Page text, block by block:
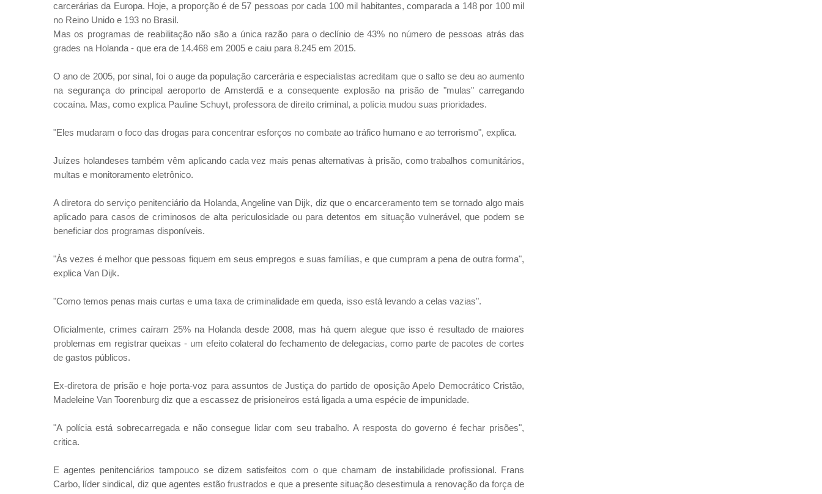
carcerárias da Europa. Hoje, a proporção é de 57 pessoas por cada 100 mil habitantes, comparada a 148 por 100 mil
no Reino Unido e 193 no Brasil.
Mas os programas de reabilitação não são a única razão para o declínio de 43% no número de pessoas atrás das
grades na Holanda - que era de 14.468 em 2005 e caiu para 8.245 em 2015.
O ano de 2005, por sinal, foi o auge da população carcerária e especialistas acreditam que o salto se deu ao aumento
na segurança do principal aeroporto de Amsterdã e a consequente explosão na prisão de "mulas" carregando
cocaína. Mas, como explica Pauline Schuyt, professora de direito criminal, a polícia mudou suas prioridades.
"Eles mudaram o foco das drogas para concentrar esforços no combate ao tráfico humano e ao terrorismo", explica.
Juízes holandeses também vêm aplicando cada vez mais penas alternativas à prisão, como trabalhos comunitários,
multas e monitoramento eletrônico.
A diretora do serviço penitenciário da Holanda, Angeline van Dijk, diz que o encarceramento tem se tornado algo mais
aplicado para casos de criminosos de alta periculosidade ou para detentos em situação vulnerável, que podem se
beneficiar dos programas disponíveis.
"Às vezes é melhor que pessoas fiquem em seus empregos e suas famílias, e que cumpram a pena de outra forma",
explica Van Dijk.
"Como temos penas mais curtas e uma taxa de criminalidade em queda, isso está levando a celas vazias".
Oficialmente, crimes caíram 25% na Holanda desde 2008, mas há quem alegue que isso é resultado de maiores
problemas em registrar queixas - um efeito colateral do fechamento de delegacias, como parte de pacotes de cortes
de gastos públicos.
Ex-diretora de prisão e hoje porta-voz para assuntos de Justiça do partido de oposição Apelo Democrático Cristão,
Madeleine Van Toorenburg diz que a escassez de prisioneiros está ligada a uma espécie de impunidade.
"A polícia está sobrecarregada e não consegue lidar com seu trabalho. A resposta do governo é fechar prisões",
critica.
E agentes penitenciários tampouco se dizem satisfeitos com o que chamam de instabilidade profissional. Frans
Carbo, líder sindical, diz que agentes estão frustrados e que a presente situação desestimula a renovação da força de